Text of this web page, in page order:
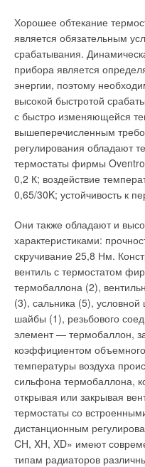
Хорошее обтекание
является обязательным
срабатывания.
прибора является
энергии, поэтому
высокой быстротой
с быстро изменяющейся
вышеперечисленным
регулирования обладают
термостаты фирмы
0,2 К; воздействие
0,65/30K; устойчивость к
Они также обладают и
характеристиками:
скручивание 25,8 Нм.
вентиль с термостатом
термобаллона (2),
(3), сальника (5),
шайбы (1), резьбового
элемент — термобаллон,
коэффициентом
температуры воздуха
сильфона термобаллона,
открывая или закрывая
термостаты со
дистанционным
CH, XH, XD» имеют
типам радиаторов